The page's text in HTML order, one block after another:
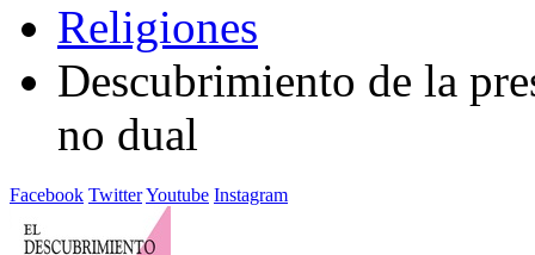
Religiones
Descubrimiento de la
no dual
Facebook TwitterYoutube Instagram